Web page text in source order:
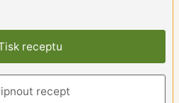
receptu
recept